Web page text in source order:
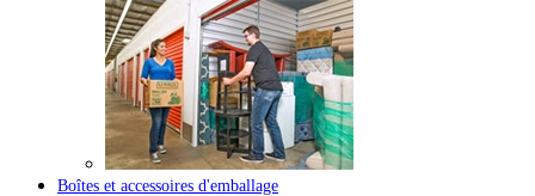
Boîtes et accessoires d'emballage